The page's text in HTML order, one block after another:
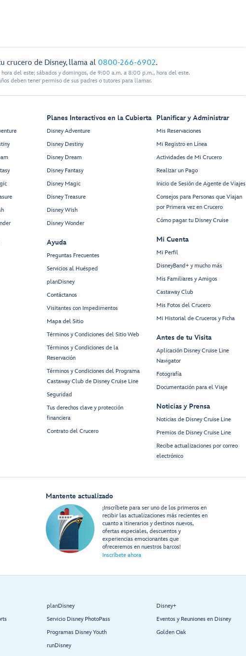
crucero de Disney, llama al 0800-266-6902.
del este; sábados y domingos, de 9:00 a.m. a 8:00 p.m., hora del este.
deben tener permiso de sus padres o tutores para llamar.
Planes Interactivos en la Cubierta
Disney Adventure
Disney Destiny
Disney Dream
Disney Fantasy
Disney Magic
Disney Treasure
Disney Wish
Disney Wonder
Ayuda
Preguntas Frecuentes
Servicios al Huésped
planDisney
Contáctanos
Visitantes con Impedimentos
Mapa del Sitio
Términos y Condiciones del Sitio Web
Términos y Condiciones de la
Reservación
Términos y Condiciones del Programa
Castaway Club de Disney Cruise Line
Seguridad
Tus derechos clave y protección
financiera
Contrato del Crucero
Planificar y Administrar
Mis Reservaciones
Mi Registro en Línea
Actividades de Mi Crucero
Realizar un Pago
Inicio de Sesión de Agente de Viajes
Consejos para Personas que Viajan
por Primera vez en Crucero
Cómo pagar tu Disney Cruise
Mi Cuenta
Mi Perfil
DisneyBand+ y mucho más
Mis Familiares y Amigos
Castaway Club
Mis Fotos del Crucero
Mi Historial de Cruceros y Ficha
Antes de tu Visita
Aplicación Disney Cruise Line
Navigator
Fotografía
Documentación para el Viaje
Noticias y Prensa
Noticias de Disney Cruise Line
Premios de Disney Cruise Line
Recibe actualizaciones por correo
electrónico
Mantente actualizado
¡Inscríbete para ser uno de los primeros en
recibir las actualizaciones más recientes en
cuanto a itinerarios y destinos nuevos,
ofertas especiales, descuentos y
experiencias emocionantes que
ofreceremos en nuestros barcos!
Inscríbete ahora
planDisney
Servicio Disney PhotoPass
Programas Disney Youth
runDisney
Disney+
Eventos y Reuniones en Disney
Golden Oak